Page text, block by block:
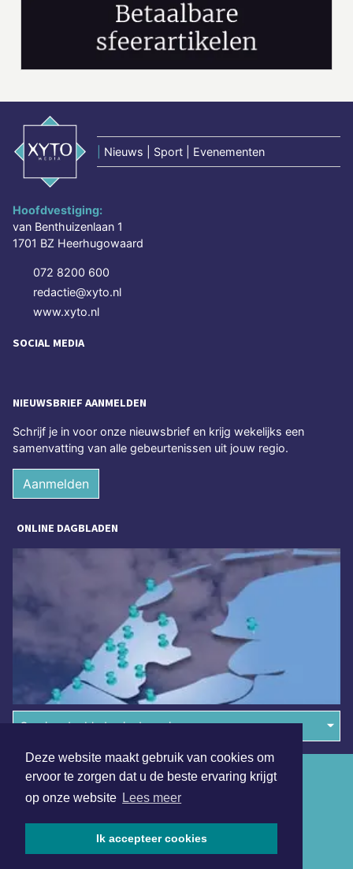
Deze website maakt gebruik van cookies om
ervoor te zorgen dat u de beste ervaring krijgt
op onze website Lees meer
Ik accepteer cookies
Nieuws | Sport | Evenementen
Hoofdvestiging:
van Benthuizenlaan 1
1701 BZ Heerhugowaard
072 8200 600
redactie@xyto.nl
www.xyto.nl
SOCIAL MEDIA
NIEUWSBRIEF AANMELDEN
Schrijf je in voor onze nieuwsbrief en krijg wekelijks een
samenvatting van alle gebeurtenissen uit jouw regio.
Aanmelden
ONLINE DAGBLADEN
Overige dagbladen in de regio
Algemene voorwaarden
Disclaimer